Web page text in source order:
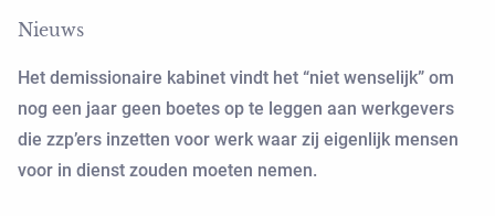
Nieuws
Het demissionaire kabinet vindt het “niet wenselijk” om
nog een jaar geen boetes op te leggen aan werkgevers
die zzp’ers inzetten voor werk waar zij eigenlijk mensen
voor in dienst zouden moeten nemen.